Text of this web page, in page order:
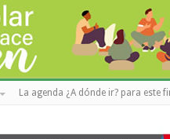
La agenda ¿A dónde ir? para este